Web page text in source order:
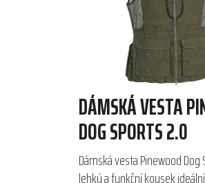
DÁMSKÁ VESTA
DOG SPORTS 2.0
Dámská vesta Pinewood
lehký a funkční kousek